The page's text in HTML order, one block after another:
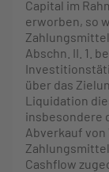
Capital im
erworben, so
Abschn. II. 1.
über das
Liquidation
insbesondere
Abverkauf von
Cashflow